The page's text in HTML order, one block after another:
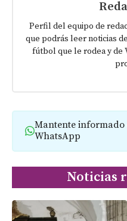
Perfil del equipo de
que podrás leer noticias
fútbol que le rodea y de
Mantente informado
WhatsApp
Noticias